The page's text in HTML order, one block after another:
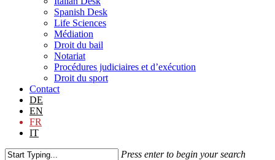
Spanish Desk
Life Sciences
Médiation
Droit du bail
Notariat
Procédures judiciaires et d’exécution
Droit du sport
Contact
DE
EN
FR
IT
Press enter to begin your search